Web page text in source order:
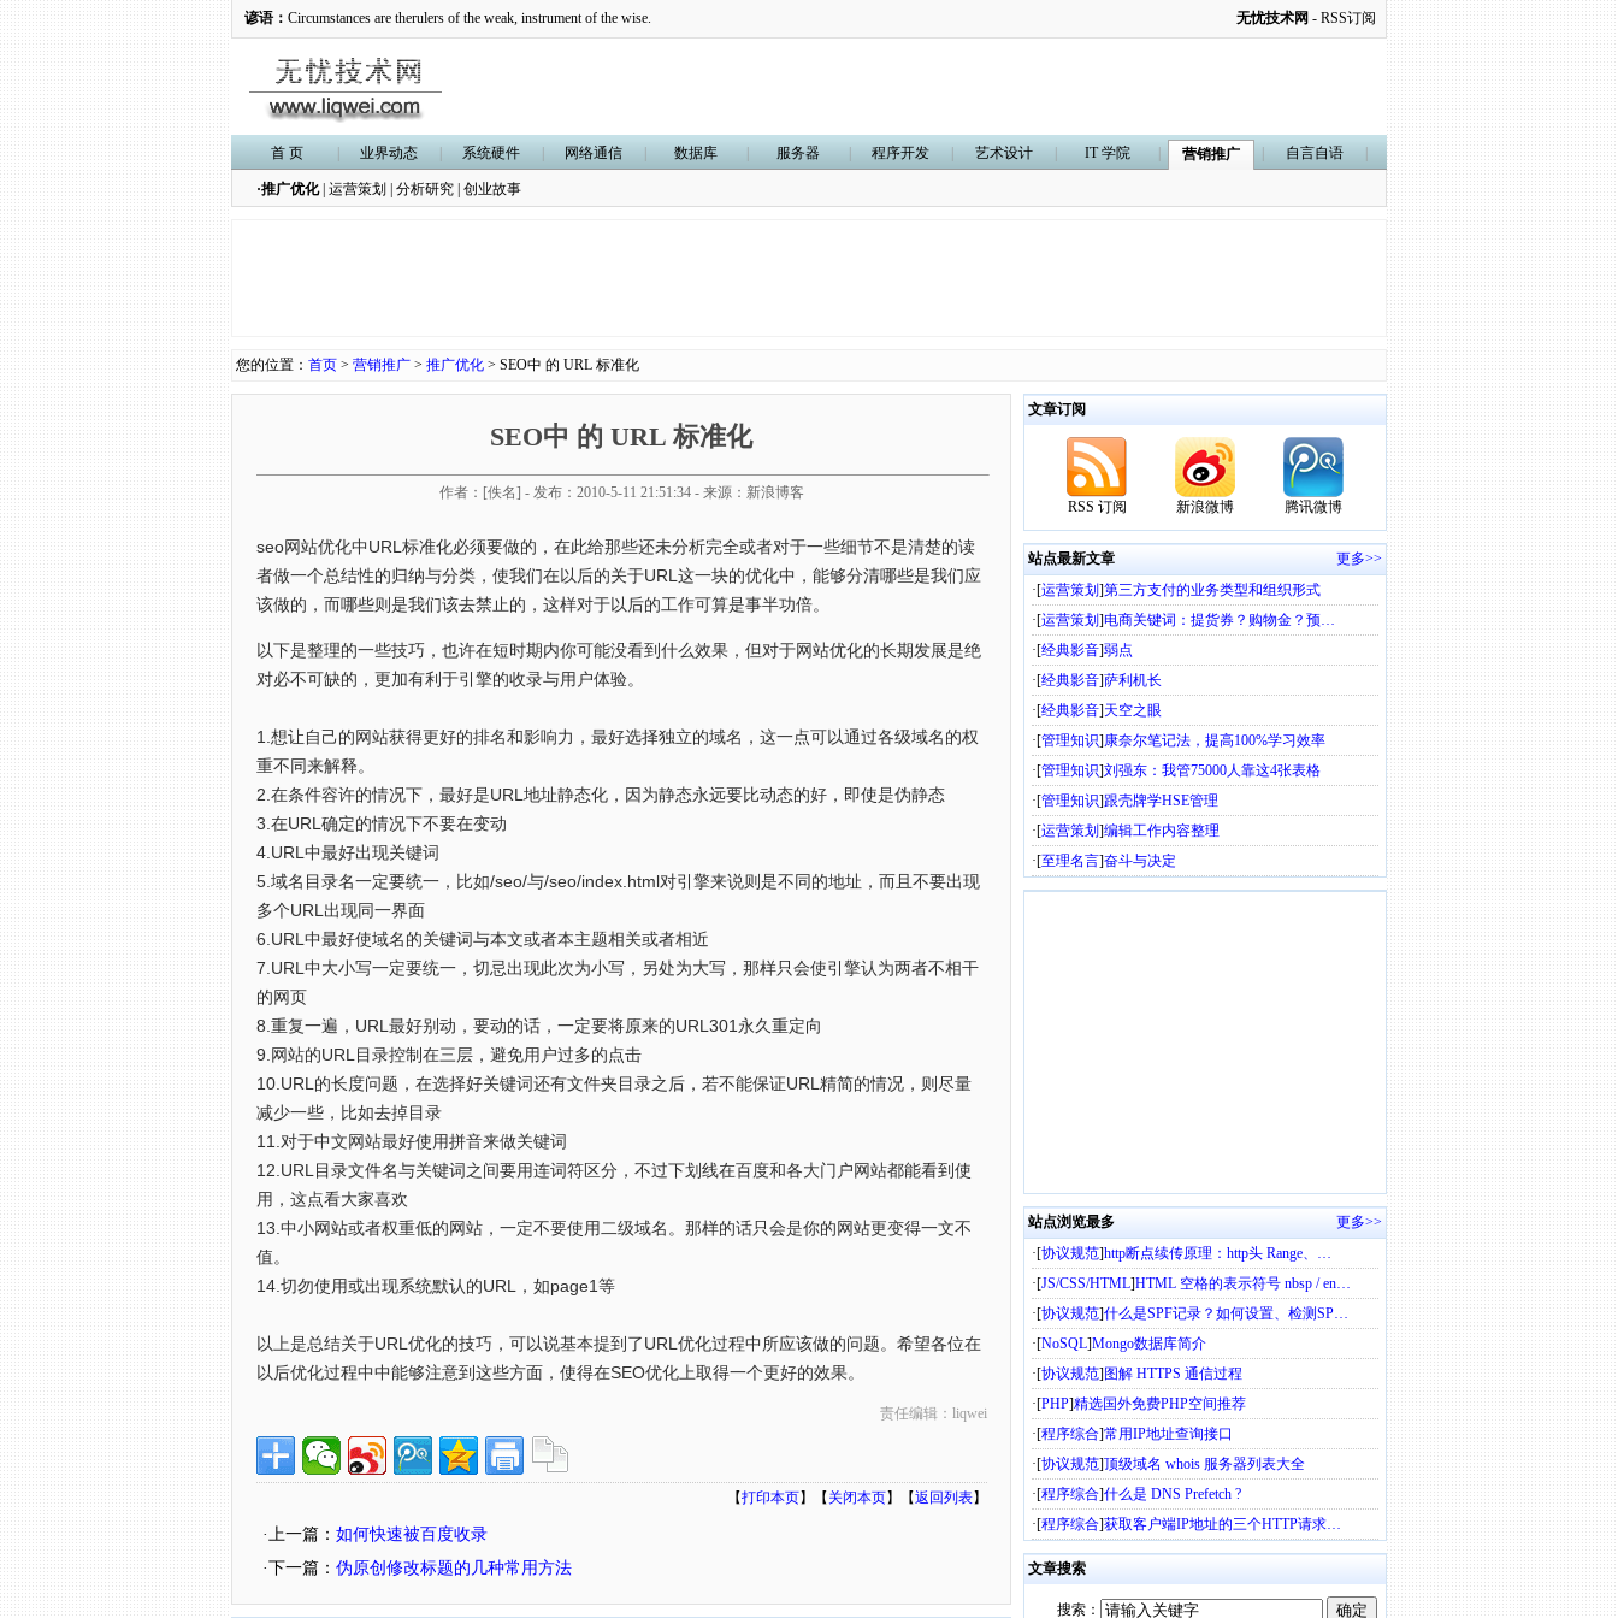
谚语： Circumstances are therulers of the weak, instrument of the wise. 无忧技术网 - RSS订阅
首 页 业界动态 系统硬件 网络通信 数据库 服务器 程序开发 艺术设计 IT 学院 营销推广 自言自语
·推广优化| 运营策划 分析研究 创业故事
您的位置： 首页 > 营销推广 > 推广优化 > SEO中 的 URL 标准化
SEO中 的 URL 标准化
作者：[佚名] - 发布：2010-5-11 21:51:34 - 来源：新浪博客
seo网站优化中URL标准化必须要做的，在此给那些还未分析完全或者对于一些细节不是清楚的读
者做一个总结性的归纳与分类，使我们在以后的关于URL这一块的优化中，能够分清哪些是我们应
该做的，而哪些则是我们该去禁止的，这样对于以后的工作可算是事半功倍。
以下是整理的一些技巧，也许在短时期内你可能没看到什么效果，但对于网站优化的长期发展是绝
对必不可缺的，更加有利于引擎的收录与用户体验。
1.想让自己的网站获得更好的排名和影响力，最好选择独立的域名，这一点可以通过各级域名的权
重不同来解释。
2.在条件容许的情况下，最好是URL地址静态化，因为静态永远要比动态的好，即使是伪静态
3.在URL确定的情况下不要在变动
4.URL中最好出现关键词
5.域名目录名一定要统一，比如/seo/与/seo/index.html对引擎来说则是不同的地址，而且不要出现
多个URL出现同一界面
6.URL中最好使域名的关键词与本文或者本主题相关或者相近
7.URL中大小写一定要统一，切忌出现此次为小写，另处为大写，那样只会使引擎认为两者不相干
的网页
8.重复一遍，URL最好别动，要动的话，一定要将原来的URL301永久重定向
9.网站的URL目录控制在三层，避免用户过多的点击
10.URL的长度问题，在选择好关键词还有文件夹目录之后，若不能保证URL精简的情况，则尽量
减少一些，比如去掉目录
11.对于中文网站最好使用拼音来做关键词
12.URL目录文件名与关键词之间要用连词符区分，不过下划线在百度和各大门户网站都能看到使
用，这点看大家喜欢
13.中小网站或者权重低的网站，一定不要使用二级域名。那样的话只会是你的网站更变得一文不
值。
14.切勿使用或出现系统默认的URL，如page1等
以上是总结关于URL优化的技巧，可以说基本提到了URL优化过程中所应该做的问题。希望各位在
以后优化过程中中能够注意到这些方面，使得在SEO优化上取得一个更好的效果。
责任编辑：liqwei
【打印本页】【 关闭本页】【返回列表】
·上一篇： 如何快速被百度收录
·下一篇： 伪原创修改标题的几种常用方法
文章订阅
RSS 订阅 新浪微博 腾讯微博
站点最新文章
更多>>
·[运营策划 ]第三方支付的业务类型和组织形式
·[运营策划 ]电商关键词：提货券？购物金？预…
·[经典影音]弱点
·[经典影音]萨利机长
·[经典影音]天空之眼
·[管理知识]康奈尔笔记法，提高100%学习效率
·[管理知识]刘强东：我管75000人靠这4张表格
·[管理知识]跟壳牌学HSE管理
·[运营策划 ]编辑工作内容整理
·[至理名言]奋斗与决定
站点浏览最多
更多>>
·[协议规范]http断点续传原理：http头 Range、…
·[JS/CSS/HTML]HTML 空格的表示符号 nbsp / en…
·[协议规范]什么是SPF记录？如何设置、检测SP…
·[NoSQL]Mongo数据库简介
·[协议规范] 图解 HTTPS 通信过程
·[PHP]精选国外免费PHP空间推荐
·[程序综合]常用IP地址查询接口
·[协议规范]顶级域名 whois 服务器列表大全
·[程序综合]什么是 DNS Prefetch ?
·[程序综合]获取客户端IP地址的三个HTTP请求…
文章搜索
搜索：